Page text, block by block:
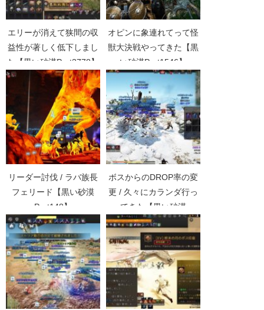
エリーが消えて狭間の収
益性が著しく低下しまし
た【黒い砂漠Part3778】
オピンに象連れてって怪
獣大決戦やってきた【黒
い砂漠Part1546】
リーダー討伐 / ラバ族長
フェリード【黒い砂漠
Part148】
ボスからのDROP率の変
更 / 久々にカランダ行っ
てきた【黒い砂漠
Part1718】